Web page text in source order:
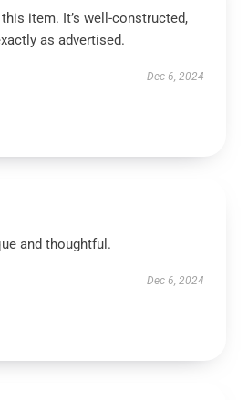
this item. It’s well-constructed,
as advertised.
Dec 6, 2024
and thoughtful.
Dec 6, 2024